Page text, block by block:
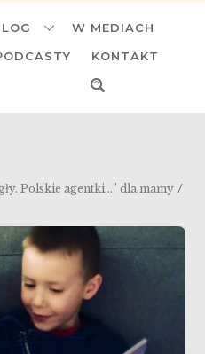
W MEDIACH
KONTAKT
Polskie agentki…” dla mamy /